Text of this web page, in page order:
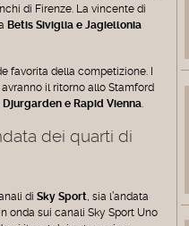
di Firenze. La vincente di
Betis Siviglia e Jagiellonia
favorita della competizione. I
avranno il ritorno allo Stamford
Djurgarden e Rapid Vienna
dei quarti di
di Sky Sport , sia l’andata
onda sui canali Sky Sport Uno